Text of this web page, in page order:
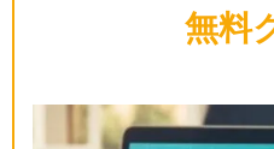
無料